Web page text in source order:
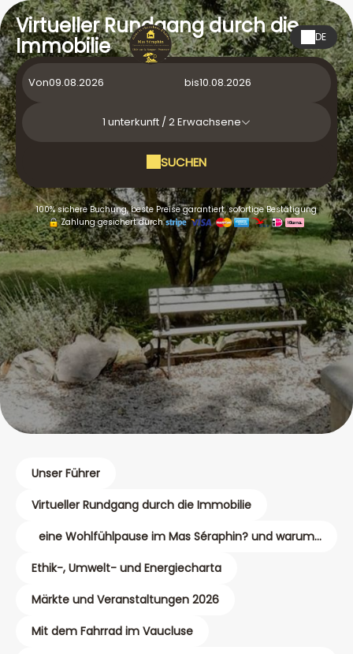
DE
Virtueller Rundgang durch die
Immobilie
Von bis
1 unterkunft /2Erwachsene
SUCHEN
100% sichere Buchung, beste Preise garantiert, sofortige Bestätigung
Zahlung gesichert durch
Unser Führer
Virtueller Rundgang durch die Immobilie
eine Wohlfühlpause im Mas Séraphin? und warum
Ethik-, Umwelt- und Energiecharta
Märkte und Veranstaltungen 2026
Mit dem Fahrrad im Vaucluse